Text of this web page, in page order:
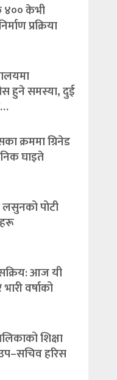
केभी
प्रक्रिया
हुने समस्या, दुई
क्रममा ग्रिनेड
घाइते
पोटी
आज यी
वर्षाको
शिक्षा
हरिस